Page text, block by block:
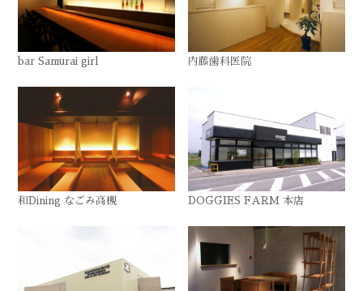
bar Samurai girl 内藤歯科医院
和Dining なごみ高槻 DOGGIES FARM 本店